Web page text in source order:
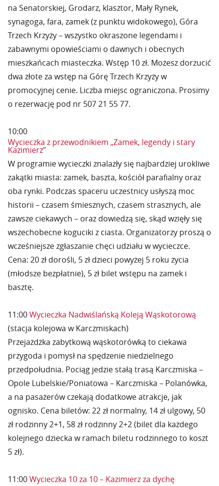
na Senatorskiej, Grodarz, klasztor, Mały Rynek,
synagoga, fara, zamek (z punktu widokowego), Góra
Trzech Krzyży – wszystko okraszone legendami i
zabawnymi opowieściami o dawnych i obecnych
mieszkańcach miasteczka. Wstęp 10 zł. Możesz dorzucić
dwa złote za wstęp na Górę Trzech Krzyży w
promocyjnej cenie. Liczba miejsc ograniczona. Prosimy
o rezerwację pod nr 507 21 55 77.
10:00
Wycieczka z przewodnikiem „Zamek, legendy i stary
Kazimierz”
W programie wycieczki znalazły się najbardziej urokliwe
zakątki miasta: zamek, baszta, kościół parafialny oraz
oba rynki. Podczas spaceru uczestnicy usłyszą moc
historii – czasem śmiesznych, czasem strasznych, ale
zawsze ciekawych – oraz dowiedzą się, skąd wzięły się
wszechobecne koguciki z ciasta. Organizatorzy proszą o
wcześniejsze zgłaszanie chęci udziału w wycieczce.
Cena: 20 zł dorośli, 5 zł dzieci powyżej 5 roku życia
(młodsze bezpłatnie), 5 zł bilet wstępu na zamek i
basztę.
11:00Wycieczka Nadwiślańską Koleją Wąskotorową
(stacja kolejowa w Karczmiskach)
Przejażdżka zabytkową wąskotorówką to ciekawa
przygoda i pomysł na spędzenie niedzielnego
przedpołudnia. Pociąg jedzie stałą trasą Karczmiska –
Opole Lubelskie/Poniatowa – Karczmiska – Polanówka,
a na pasażerów czekają dodatkowe atrakcje, jak
ognisko. Cena biletów: 22 zł normalny, 14 zł ulgowy, 50
zł rodzinny 2+1, 58 zł rodzinny 2+2 (bilet dla każdego
kolejnego dziecka w ramach biletu rodzinnego to koszt
5 zł).
11:00Wycieczka 10 za 10 – Kazimierz za dychę